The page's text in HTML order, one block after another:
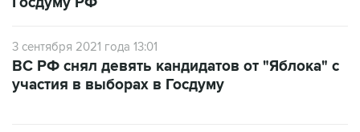
3 сентября 2021 года 13:01
ВС РФ снял девять кандидатов от "Яблока" с
участия в выборах в Госдуму